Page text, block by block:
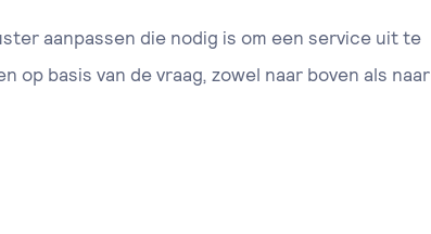
aanpassen die nodig is om een service uit te
basis van de vraag, zowel naar boven als naar